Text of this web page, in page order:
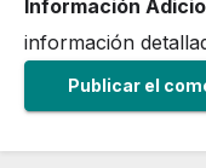
Información
información